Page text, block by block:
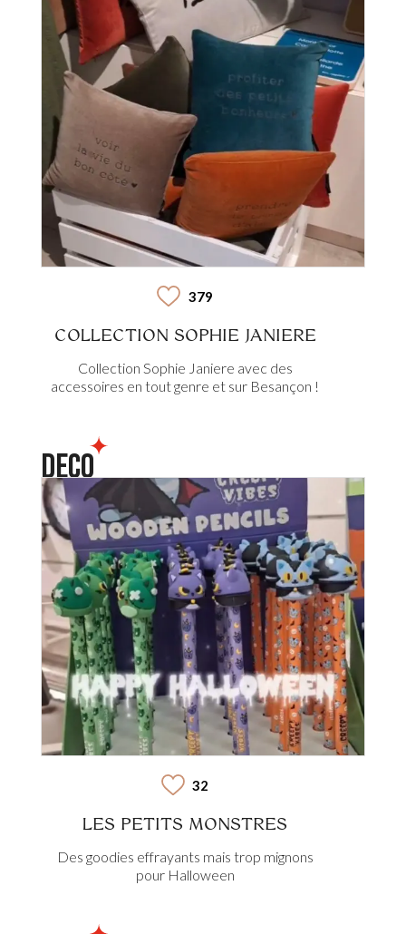
379
COLLECTION SOPHIE JANIERE
Collection Sophie Janiere avec des
accessoires en tout genre et sur Besançon !
DECO
32
LES PETITS MONSTRES
Des goodies effrayants mais trop mignons
pour Halloween